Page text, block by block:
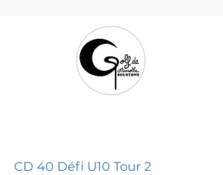
CD 40 Défi U10 Tour 2